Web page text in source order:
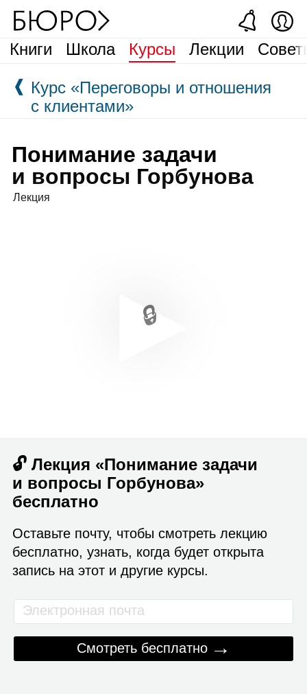
Книги Школа Курсы Лекции
❰ Курс «Переговоры и отношения
с клиентами»
Понимание задачи
и вопросы Горбунова
Лекция
🔓 Лекция «Понимание задачи
и вопросы Горбунова»
бесплатно
Оставьте почту, чтобы смотреть лекцию
бесплатно, узнать, когда будет открыта
запись на этот и другие курсы.
Смотреть бесплатно →